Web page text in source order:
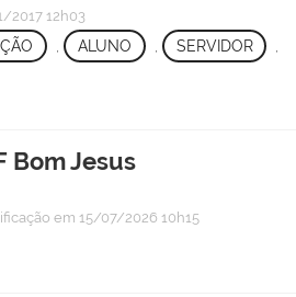
2017 12h03
ALUNO SERVIDOR
Bom Jesus
em 15/07/2026 10h15